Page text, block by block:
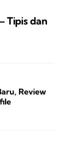
Tipis dan
Review